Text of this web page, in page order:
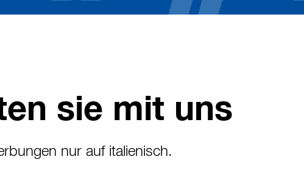
sie mit uns
nur auf italienisch.